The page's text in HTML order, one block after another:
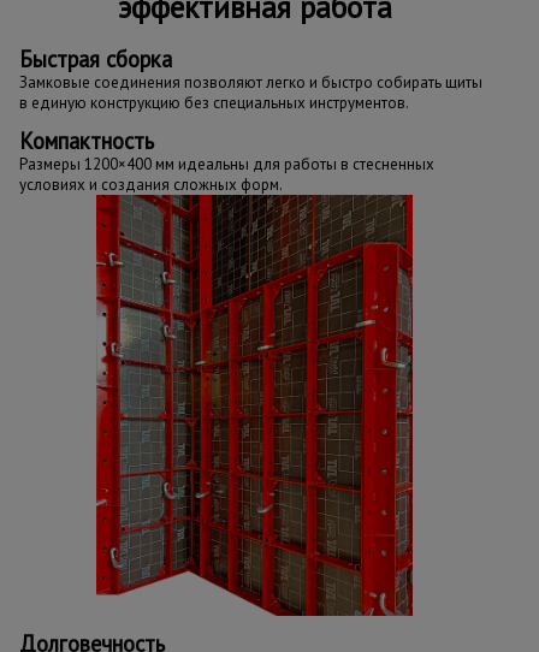
Быстрая сборка
Замковые соединения позволяют легко и быстро собирать щиты
в единую конструкцию без специальных инструментов.
Компактность
Размеры 1200×400 мм идеальны для работы в стесненных
условиях и создания сложных форм.
Долговечность